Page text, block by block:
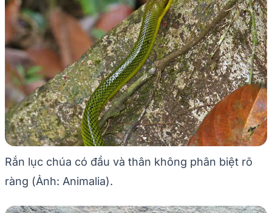
Rắn lục chúa có đầu và thân không phân biệt rõ
ràng (Ảnh: Animalia).